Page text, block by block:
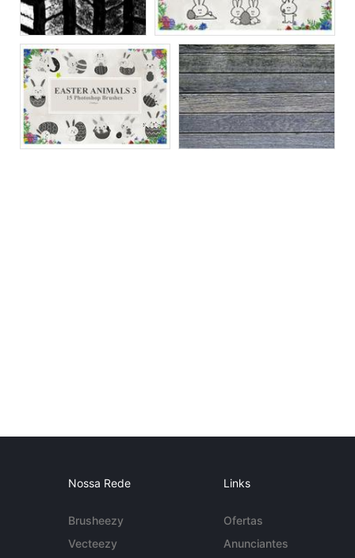
Nossa Rede
Brusheezy
Vecteezy
Links
Ofertas
Anunciantes